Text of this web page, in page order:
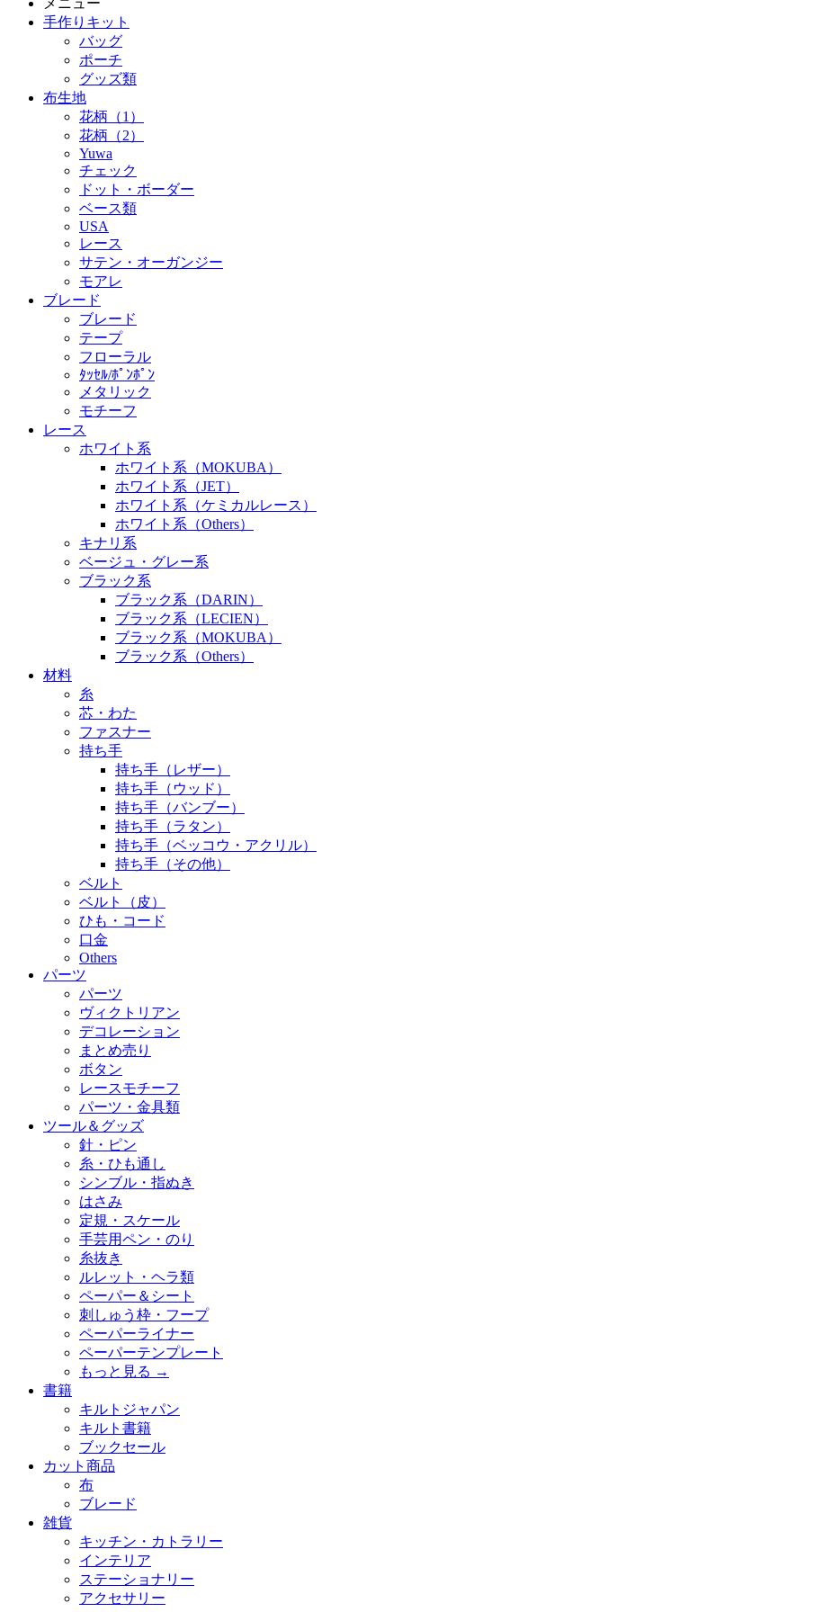
メニュー
手作りキット
バッグ
ポーチ
グッズ類
布生地
花柄（1）
花柄（2）
Yuwa
チェック
ドット・ボーダー
ベース類
USA
レース
サテン・オーガンジー
モアレ
ブレード
ブレード
テープ
フローラル
ﾀｯｾﾙ/ﾎﾟﾝﾎﾟﾝ
メタリック
モチーフ
レース
ホワイト系
ホワイト系（MOKUBA）
ホワイト系（JET）
ホワイト系（ケミカルレース）
ホワイト系（Others）
キナリ系
ベージュ・グレー系
ブラック系
ブラック系（DARIN）
ブラック系（LECIEN）
ブラック系（MOKUBA）
ブラック系（Others）
材料
糸
芯・わた
ファスナー
持ち手
持ち手（レザー）
持ち手（ウッド）
持ち手（バンブー）
持ち手（ラタン）
持ち手（ベッコウ・アクリル）
持ち手（その他）
ベルト
ベルト（皮）
ひも・コード
口金
Others
パーツ
パーツ
ヴィクトリアン
デコレーション
まとめ売り
ボタン
レースモチーフ
パーツ・金具類
ツール＆グッズ
針・ピン
糸・ひも通し
シンブル・指ぬき
はさみ
定規・スケール
手芸用ペン・のり
糸抜き
ルレット・ヘラ類
ペーパー＆シート
刺しゅう枠・フープ
ペーパーライナー
ペーパーテンプレート
もっと見る →
書籍
キルトジャパン
キルト書籍
ブックセール
カット商品
布
ブレード
雑貨
キッチン・カトラリー
インテリア
ステーショナリー
アクセサリー